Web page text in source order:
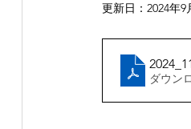
更新日： 2024年9
ダウン